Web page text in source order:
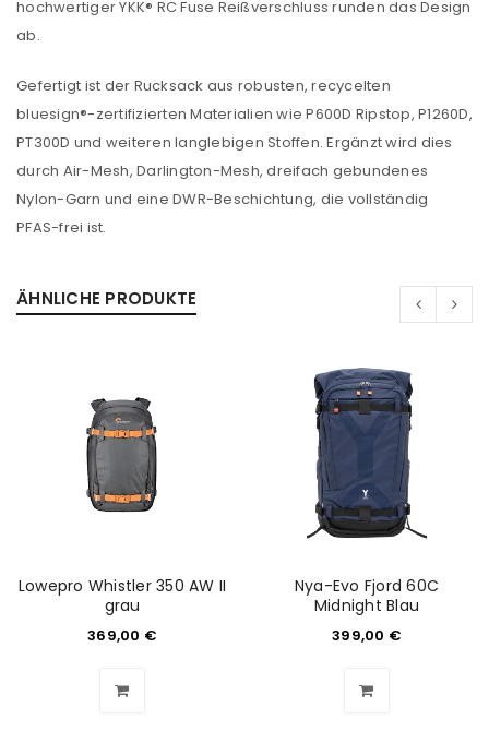
Benutzername oder E-Mail-Adresse*
Passwort*
Anmeldeformular geschützt durch
WP Captcha
PASSWORT VERGESSEN?
REGISTRIEREN
Ein Link zum Erstellen eines neuen Passworts wird an
hochwertiger YKK® RC Fuse Reißverschluss runden das Design
ab.
Gefertigt ist der Rucksack aus robusten, recycelten
bluesign®-zertifizierten Materialien wie P600D Ripstop, P1260D,
PT300D und weiteren langlebigen Stoffen. Ergänzt wird dies
durch Air-Mesh, Darlington-Mesh, dreifach gebundenes
Nylon-Garn und eine DWR-Beschichtung, die vollständig
PFAS-frei ist.
ÄHNLICHE PRODUKTE
Lowepro Whistler 350 AW II
grau
369,00 €
Nya-Evo Fjord 60C
Midnight Blau
399,00 €